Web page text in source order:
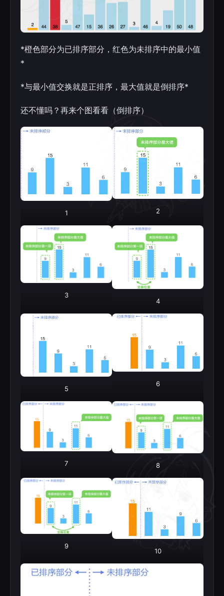
*橙色部分为已排序部分，红色为未排序中的最小值
*
*与最小值交换就是正排序，最大值就是倒排序*
还不懂吗？再来个图看看（倒排序）
1 2
3
4
5
6
7 8
9
10